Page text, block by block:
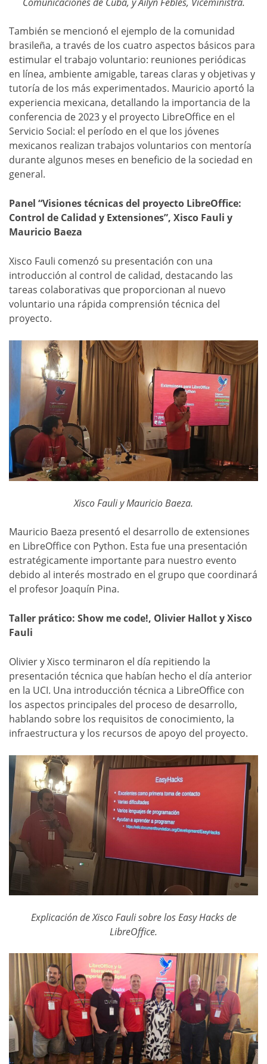
También se mencionó el ejemplo de la comunidad
brasileña, a través de los cuatro aspectos básicos para
estimular el trabajo voluntario: reuniones periódicas
en línea, ambiente amigable, tareas claras y objetivas y
tutoría de los más experimentados. Mauricio aportó la
experiencia mexicana, detallando la importancia de la
conferencia de 2023 y el proyecto LibreOffice en el
Servicio Social: el período en el que los jóvenes
mexicanos realizan trabajos voluntarios con mentoría
durante algunos meses en beneficio de la sociedad en
general.
Panel “Visiones técnicas del proyecto LibreOffice:
Control de Calidad y Extensiones”, Xisco Fauli y
Mauricio Baeza
Xisco Fauli comenzó su presentación con una
introducción al control de calidad, destacando las
tareas colaborativas que proporcionan al nuevo
voluntario una rápida comprensión técnica del
proyecto.
Xisco Fauli y Mauricio Baeza.
Mauricio Baeza presentó el desarrollo de extensiones
en LibreOffice con Python. Esta fue una presentación
estratégicamente importante para nuestro evento
debido al interés mostrado en el grupo que coordinará
el profesor Joaquín Pina.
Taller prático: Show me code!, Olivier Hallot y Xisco
Fauli
Olivier y Xisco terminaron el día repitiendo la
presentación técnica que habían hecho el día anterior
en la UCI. Una introducción técnica a LibreOffice con
los aspectos principales del proceso de desarrollo,
hablando sobre los requisitos de conocimiento, la
infraestructura y los recursos de apoyo del proyecto.
Explicación de Xisco Fauli sobre los Easy Hacks de
LibreOffice.